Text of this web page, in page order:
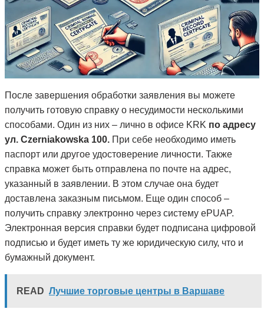
После завершения обработки заявления вы можете
получить готовую справку о несудимости несколькими
способами. Один из них – лично в офисе KRK по адресу
ул. Czerniakowska 100. При себе необходимо иметь
паспорт или другое удостоверение личности. Также
справка может быть отправлена по почте на адрес,
указанный в заявлении. В этом случае она будет
доставлена заказным письмом. Еще один способ –
получить справку электронно через систему ePUAP.
Электронная версия справки будет подписана цифровой
подписью и будет иметь ту же юридическую силу, что и
бумажный документ.
READ Лучшие торговые центры в Варшаве